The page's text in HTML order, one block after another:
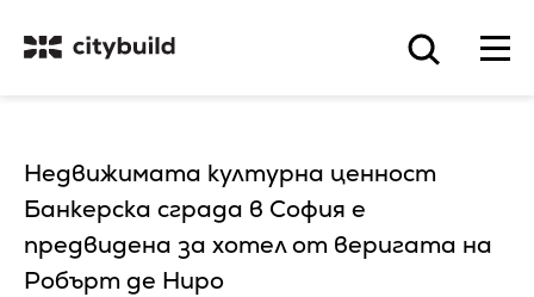
Недвижимата културна ценност
Банкерска сграда в София е
предвидена за хотел от веригата на
Робърт де Ниро